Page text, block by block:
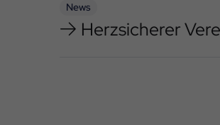
News
Herzsicherer